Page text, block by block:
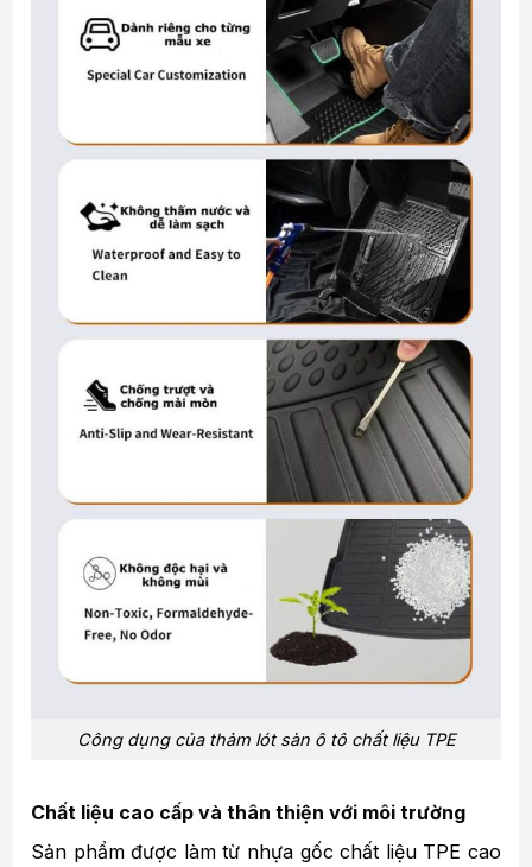
Công dụng của thảm lót sàn ô tô chất liệu TPE
Chất liệu cao cấp và thân thiện với môi trường
Sản phẩm được làm từ nhựa gốc chất liệu TPE cao